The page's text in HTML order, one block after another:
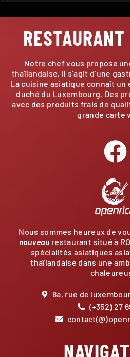
Notre chef vous propose
thaïlandaise, il s’agit d’une
La cuisine asiatique connaît un
duché du Luxembourg. Des
avec des produits frais de
grande carte
Nous sommes heureux de
nouveau restaurant situé à
spécialités asiatiques
thaïlandaise dans une
8a, rue de
(+352) 27